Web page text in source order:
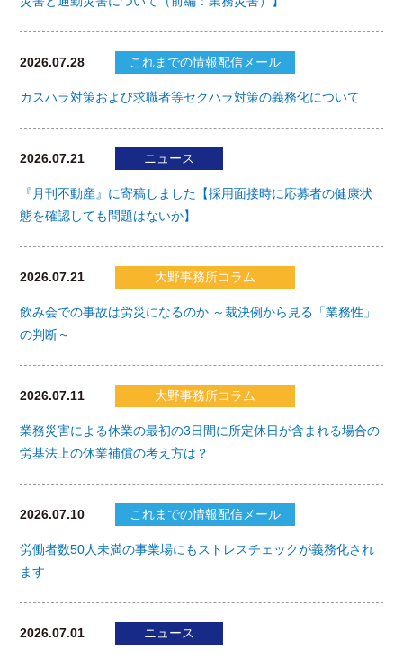
2026.07.28 これまでの情報配信メール
カスハラ対策および求職者等セクハラ対策の義務化について
2026.07.21 ニュース
『月刊不動産』に寄稿しました【採用面接時に応募者の健康状
態を確認しても問題はないか】
2026.07.21 大野事務所コラム
飲み会での事故は労災になるのか ～裁決例から見る「業務性」
の判断～
2026.07.11 大野事務所コラム
業務災害による休業の最初の3日間に所定休日が含まれる場合の
労基法上の休業補償の考え方は？
2026.07.10 これまでの情報配信メール
労働者数50人未満の事業場にもストレスチェックが義務化され
ます
2026.07.01 ニュース